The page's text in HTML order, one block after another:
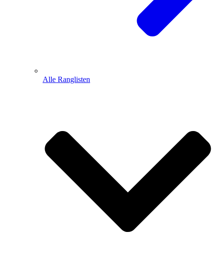
Alle Ranglisten